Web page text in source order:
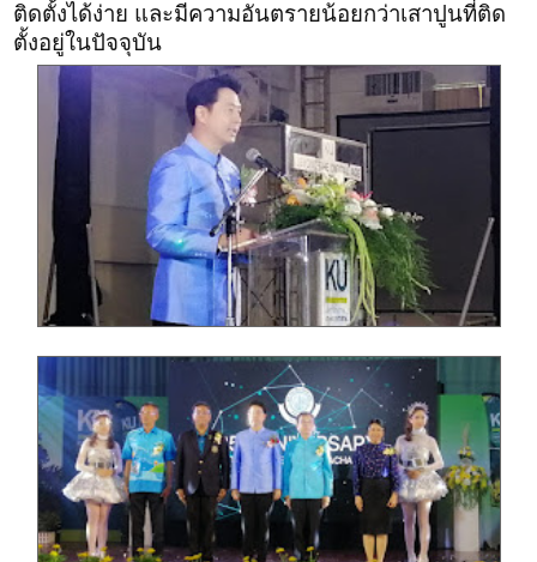
ติดตั้งได้ง่าย และมีความอันตรายน้อยกว่าเสาปูนที่ติด
ตั้งอยู่ในปัจจุบัน